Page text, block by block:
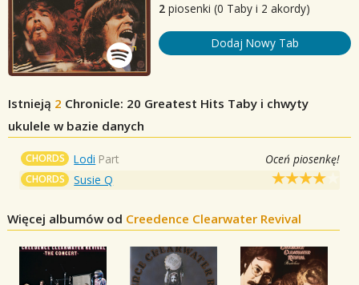
2 piosenki (0 Taby i 2 akordy)
Dodaj Nowy Tab
Istnieją 2 Chronicle: 20 Greatest Hits Taby i chwyty
ukulele w bazie danych
CHORDS Lodi Part Oceń piosenkę!
CHORDS Susie Q
Więcej albumów od Creedence Clearwater Revival